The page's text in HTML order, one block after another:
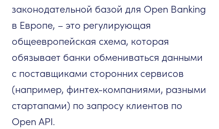
законодательной базой для Open Banking
в Европе, – это регулирующая
общеевропейская схема, которая
обязывает банки обмениваться данными
с поставщиками сторонних сервисов
(например, финтех-компаниями, разными
стартапами) по запросу клиентов по
Open API.